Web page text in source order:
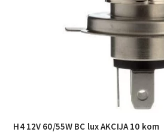
H4 12V 60/55W BC lux AKCIJA 10 kom